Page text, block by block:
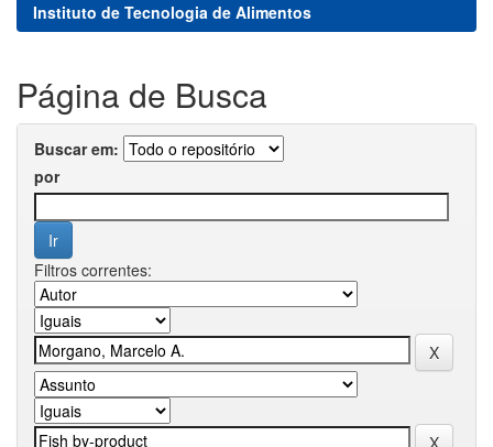
Instituto de Tecnologia de Alimentos
Página de Busca
Buscar em:
por
Filtros correntes: